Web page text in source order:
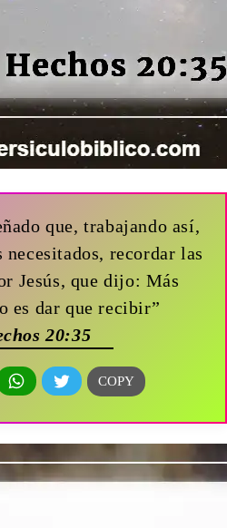
que, trabajando así,
necesitados, recordar las
Jesús, que dijo: Más
es dar que recibir”
20:35